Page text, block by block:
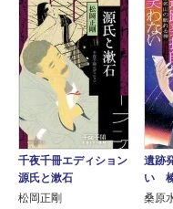
千夜千冊エディション
源氏と漱石
松岡正剛
遺跡
い
桑原